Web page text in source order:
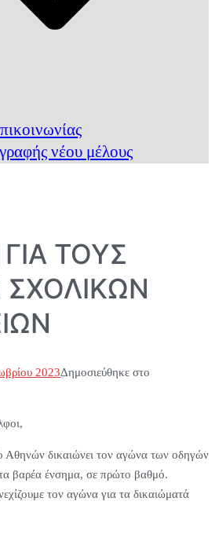
νέου μέλους
ΤΟΥΣ
2023Δημοσιεύθηκε στο
Αθηνών δικαιώνει τον αγώνα των οδηγών
βαρέα ένσημα, σε πρώτο βαθμό.
τον αγώνα για τα δικαιώματά